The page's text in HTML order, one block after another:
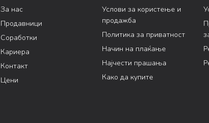
За нас
Продавници
Соработки
Кариера
Контакт
Цени
Услови за користење и
продажба
Политика за приватност
Начин на плаќање
Најчести прашања
Како да купите